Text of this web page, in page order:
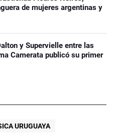
de mujeres argentinas y
y Supervielle entre las
Camerata publicó su primer
URUGUAYA